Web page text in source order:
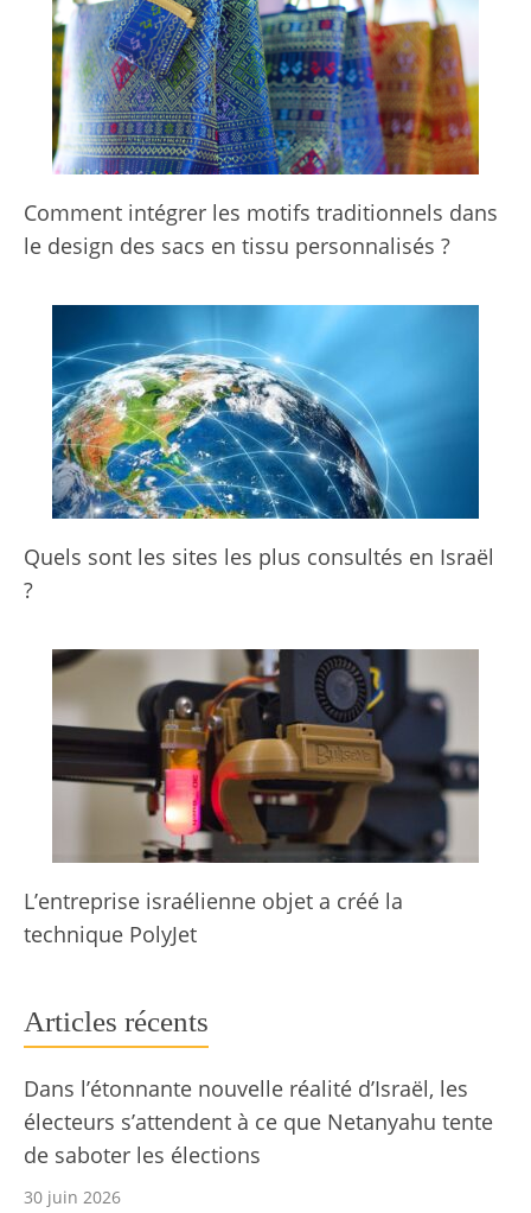
Comment intégrer les motifs traditionnels dans
le design des sacs en tissu personnalisés ?
Quels sont les sites les plus consultés en Israël
?
L’entreprise israélienne objet a créé la
technique PolyJet
Articles récents
Dans l’étonnante nouvelle réalité d’Israël, les
électeurs s’attendent à ce que Netanyahu tente
de saboter les élections
30 juin 2026